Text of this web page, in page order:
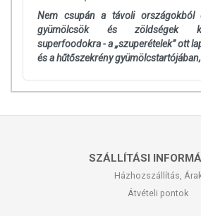
Nem csupán a távoli országokból
gyümölcsök és zöldségek
superfoodokra - a „szuperételek” ott
és a hűtőszekrény
SZÁLLÍTÁSI
Házhozszállítás,
Átvételi pontok